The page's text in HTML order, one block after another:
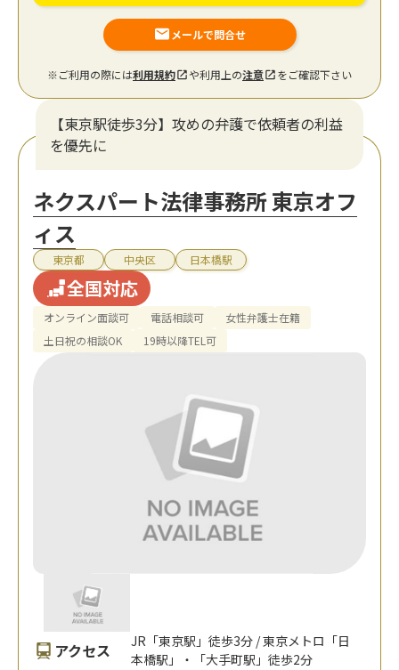
メールで問合せ
※ご利用の際には利用規約 や利用上の注意 をご確認下さい
【東京駅徒歩3分】攻めの弁護で依頼者の利益
を優先に
ネクスパート法律事務所 東京オフ
ィス
東京都 中央区 日本橋駅
全国対応
オンライン面談可 電話相談可
女性弁護士在籍
土日祝の相談OK
19時以降TEL可
アクセス
JR「東京駅」徒歩3分 / 東京メトロ「日
本橋駅」・「大手町駅」徒歩2分